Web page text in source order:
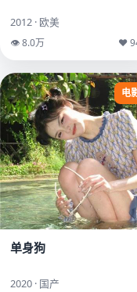
2012 · 欧美
👁 8.0万 ♥
电
单身狗
2020 · 国产